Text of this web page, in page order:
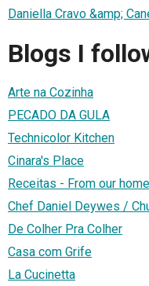
Daniella Cravo &amp;
Blogs I
Arte na Cozinha
PECADO DA GULA
Technicolor Kitchen
Cinara's Place
Receitas - From our
Chef Daniel Deywes /
De Colher Pra Colher
Casa com Grife
La Cucinetta